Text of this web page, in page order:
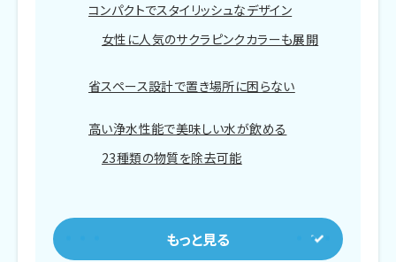
コンパクトでスタイリッシュなデザイン
女性に人気のサクラピンクカラーも展開
省スペース設計で置き場所に困らない
高い浄水性能で美味しい水が飲める
23種類の物質を除去可能
ViVi Water shortのメリット